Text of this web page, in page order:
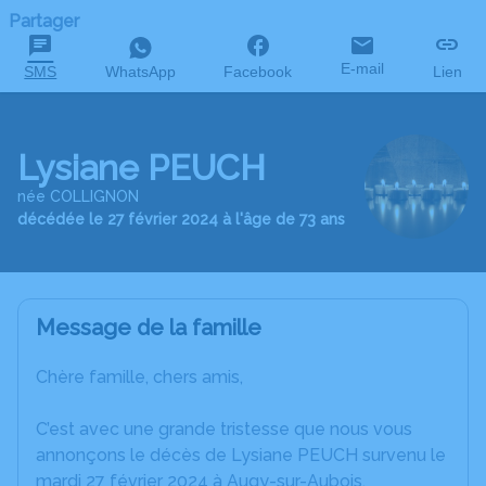
Partager
SMS WhatsApp Facebook E-mail Lien
Lysiane PEUCH
née COLLIGNON
décédée le 27 février 2024 à l'âge de 73 ans
Message de la famille
Chère famille, chers amis,
C’est avec une grande tristesse que nous vous
annonçons le décès de Lysiane PEUCH survenu le
mardi 27 février 2024 à Augy-sur-Aubois.